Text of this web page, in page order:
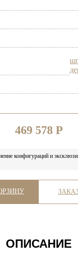
469 578 Р
конфигураций и
ОПИСАНИЕ